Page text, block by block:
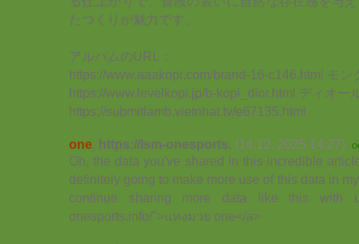
たつくりが魅力です。
アルバムのURL：
https://www.aaakopi.com/brand-16-c146.html モン
https://www.levelkopi.jp/b-kopi_dior.html ディオー
https://submitlamb.vietnhat.tv/e67135.html
one, https://lsm-onesports. (14.12. 2025 14:27)
Oh, the data you've shared in this incredible
definitely going to make more use of this data in
continue sharing more data like this with
onesports.info/">แทงมวย one</a>